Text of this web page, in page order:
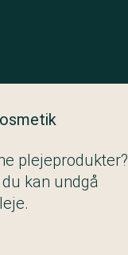
plejeprodukter?
kan undgå